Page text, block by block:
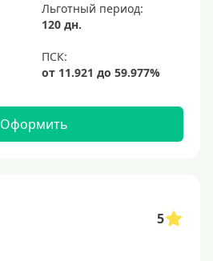
Льготный период:
120 дн.
Оформить
5